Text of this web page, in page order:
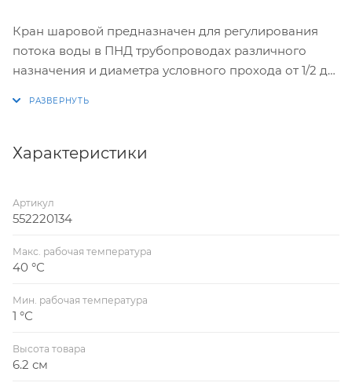
Кран шаровой предназначен для регулирования
потока воды в ПНД трубопроводах различного
назначения и диаметра условного прохода от 1/2 до
его широкое применение при монтаже
Характеристики
Артикул
552220134
Макс. рабочая температура
40 °С
Мин. рабочая температура
1 °С
Высота товара
6.2 см